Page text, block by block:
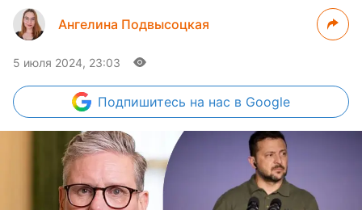
Ангелина Подвысоцкая
5 июля 2024, 23:03
Подпишитесь на нас в Google